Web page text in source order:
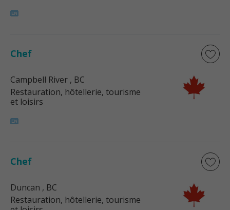
Chef
Campbell River , BC
Restauration, hôtellerie, tourisme
et loisirs
Chef
Duncan , BC
Restauration, hôtellerie, tourisme